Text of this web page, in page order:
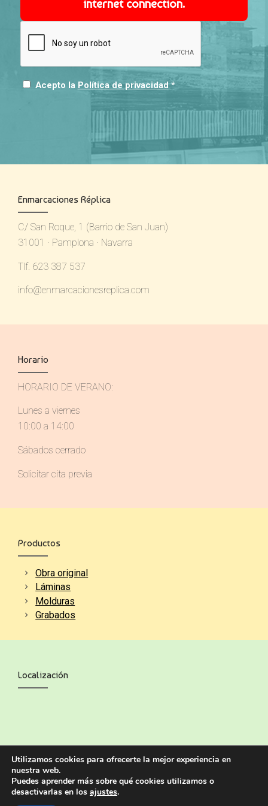
internet connection.
Acepto la Política de privacidad *
Enmarcaciones Réplica
C/ San Roque, 1 (Barrio de San Juan)
31001 · Pamplona · Navarra
Tlf. 623 387 537
info@enmarcacionesreplica.com
Horario
HORARIO DE VERANO:
Lunes a viernes
10:00 a 14:00
Sábados cerrado
Solicitar cita previa
Productos
Obra original
Láminas
Molduras
Grabados
Localización
Utilizamos cookies para ofrecerte la mejor experiencia en
nuestra web.
Puedes aprender más sobre qué cookies utilizamos o
desactivarlas en los ajustes.